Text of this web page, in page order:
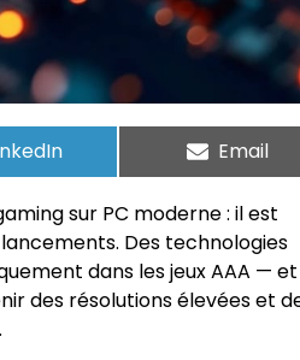
Email
sur PC moderne : il est
Des technologies
dans les jeux AAA —
des résolutions élevées et